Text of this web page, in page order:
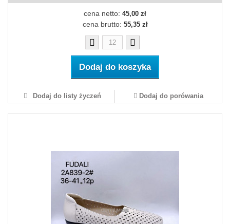
cena netto: 45,00 zł
cena brutto: 55,35 zł
Dodaj do koszyka
Dodaj do listy życzeń Dodaj do porówania